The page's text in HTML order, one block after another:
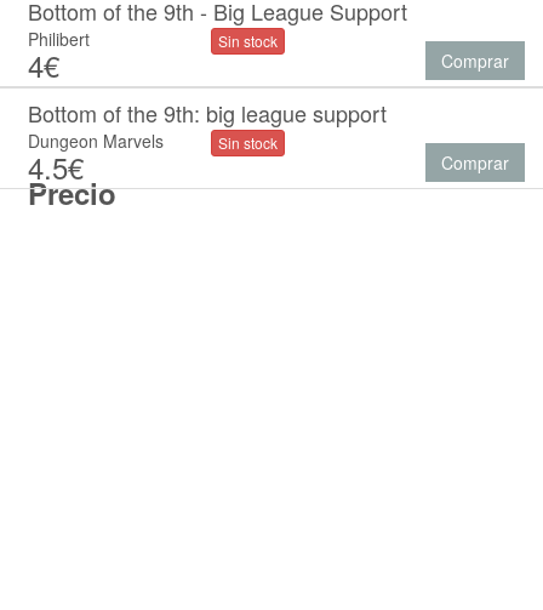
Precio
Bottom of the 9th - Big League Support
Philibert
4€
Sin stock
Comprar
Bottom of the 9th: big league support
Dungeon Marvels
4.5€
Sin stock
Comprar